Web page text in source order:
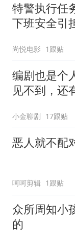
特警执行任
下班安全引
尚悦电影 1跟贴
编剧也是个
见不到，还
小金聊剧 17跟贴
恶人就不配
呵呵剪辑 1跟贴
众所周知小
的